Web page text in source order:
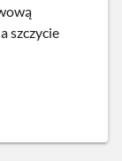
szczycie